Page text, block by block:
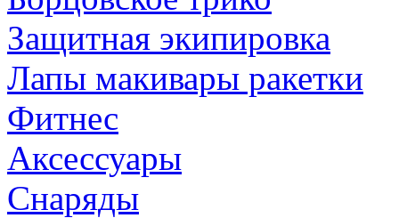
Защитная экипировка
Лапы макивары ракетки
Фитнес
Аксессуары
Снаряды